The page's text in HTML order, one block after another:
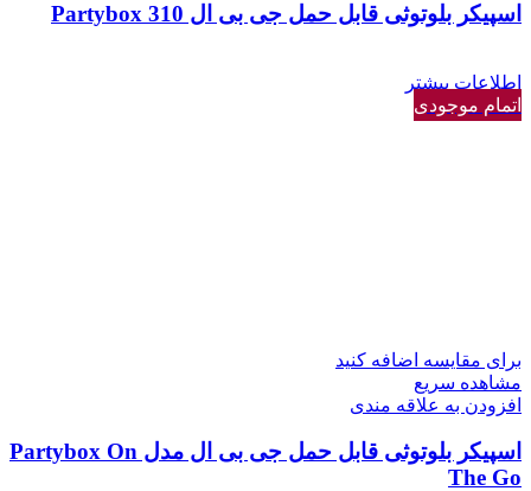
اسپیکر بلوتوثی قابل حمل جی بی ال Partybox 310
اطلاعات بیشتر
اتمام موجودی
برای مقایسه اضافه کنید
مشاهده سریع
افزودن به علاقه مندی
اسپیکر بلوتوثی قابل حمل جی بی ال مدل Partybox On
The Go